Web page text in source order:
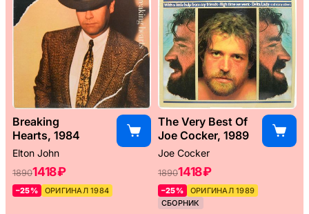
Breaking
Hearts, 1984
Elton John
18901418 ₽
–25% ОРИГИНАЛ 1984
The Very Best Of
Joe Cocker, 1989
Joe Cocker
18901418 ₽
–25%
ОРИГИНАЛ 1989
СБОРНИК